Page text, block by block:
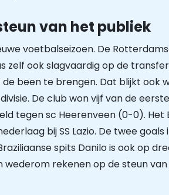
van het publiek
voetbalseizoen. De
zelf ook slagvaardig op de
been te brengen. Dat blijkt ook
De club won vijf van de
tegen sc Heerenveen (0-0). Het
bij SS Lazio. De twee goals
spits Danilo is ook op
wederom rekenen op de steun van